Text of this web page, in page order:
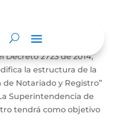
que lo vigilan
Notariado y Registro
Decreto 2723 de 2014,
la estructura de la
Notariado y Registro”
Superintendencia de
tendrá como objetivo